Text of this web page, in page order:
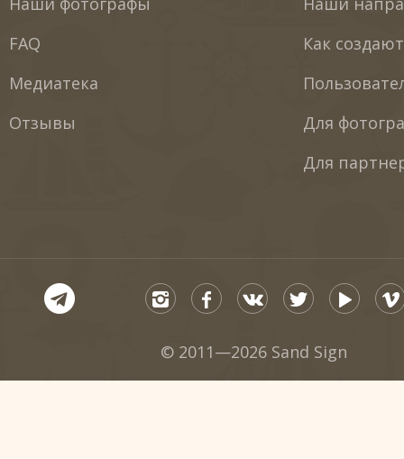
FAQ
Медиатека
Отзывы
Как
Для
Для
© 2011—2026 Sand Sign